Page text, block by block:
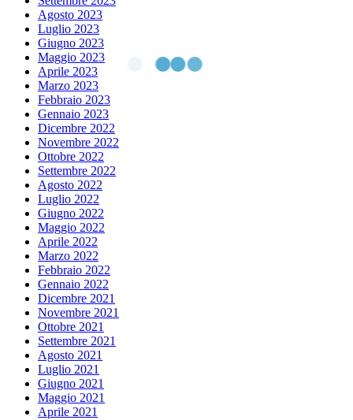
Agosto 2023
Luglio 2023
Giugno 2023
Maggio 2023
Aprile 2023
Marzo 2023
Febbraio 2023
Gennaio 2023
Dicembre 2022
Novembre 2022
Ottobre 2022
Settembre 2022
Agosto 2022
Luglio 2022
Giugno 2022
Maggio 2022
Aprile 2022
Marzo 2022
Febbraio 2022
Gennaio 2022
Dicembre 2021
Novembre 2021
Ottobre 2021
Settembre 2021
Agosto 2021
Luglio 2021
Giugno 2021
Maggio 2021
Aprile 2021